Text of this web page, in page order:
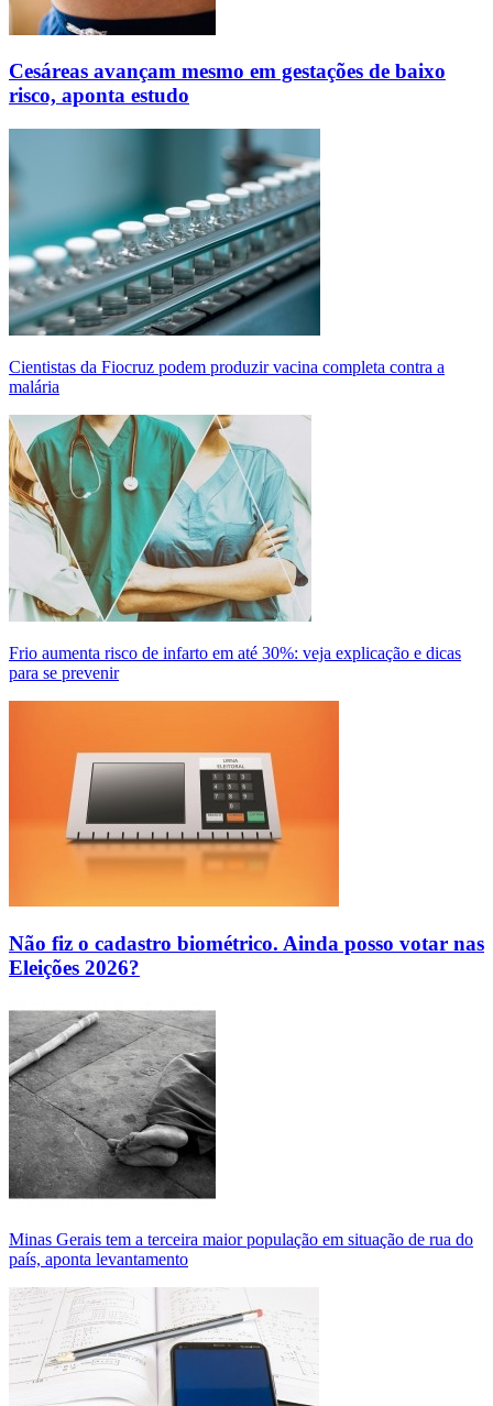
Cesáreas avançam mesmo em gestações de baixo
risco, aponta estudo
Cientistas da Fiocruz podem produzir vacina completa contra a
malária
Frio aumenta risco de infarto em até 30%: veja explicação e dicas
para se prevenir
Não fiz o cadastro biométrico. Ainda posso votar nas
Eleições 2026?
Minas Gerais tem a terceira maior população em situação de rua do
país, aponta levantamento